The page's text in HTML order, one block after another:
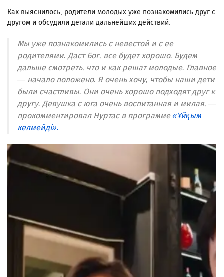
Как выяснилось, родители молодых уже познакомились друг с
другом и обсудили детали дальнейших действий.
Мы уже познакомились с невестой и с ее
родителями. Даст Бог, все будет хорошо. Будем
дальше смотреть, что и как решат молодые. Главное
— начало положено. Я очень хочу, чтобы наши дети
были счастливы. Они очень хорошо подходят друг к
другу. Девушка с юга очень воспитанная и милая, —
прокомментировал Нуртас в программе«Ұйқым
келмейді».